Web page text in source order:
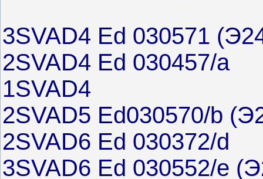
3SVAD4 Ed 030571
2SVAD4 Ed 030457/a
1SVAD4
2SVAD5 Ed030570/b
2SVAD6 Ed 030372/d
3SVAD6 Ed 030552/e